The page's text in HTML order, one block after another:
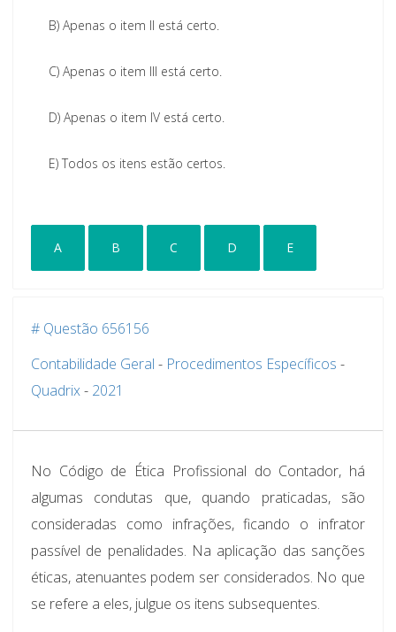
B) Apenas o item II está certo.
C) Apenas o item III está certo.
D) Apenas o item IV está certo.
E) Todos os itens estão certos.
A B C D E
# Questão 656156
Contabilidade Geral - Procedimentos Específicos -
Quadrix- 2021
No Código de Ética Profissional do Contador, há
algumas condutas que, quando praticadas, são
consideradas como infrações, ficando o infrator
passível de penalidades. Na aplicação das sanções
éticas, atenuantes podem ser considerados. No que
se refere a eles, julgue os itens subsequentes.